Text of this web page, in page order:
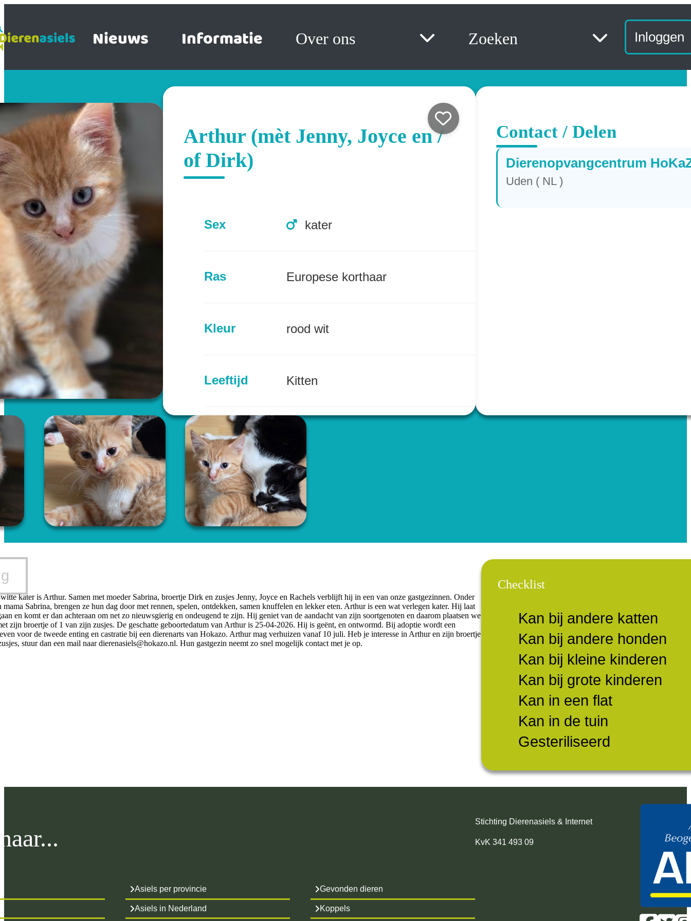
Nieuws Informatie Over ons Zoeken Inloggen
Arthur (mèt Jenny, Joyce en /
of Dirk)
Sex kater
Ras Europese korthaar
Kleur rood wit
Leeftijd Kitten
Provincie
Contact / Delen
Dierenopvangcentrum
Uden ( NL )
kater is Arthur. Samen met moeder Sabrina, broertje Dirk en zusjes Jenny, Joyce en Rachels verblijft hij in een van onze gastgezinnen. Onder
mama Sabrina, brengen ze hun dag door met rennen, spelen, ontdekken, samen knuffelen en lekker eten. Arthur is een wat verlegen kater. Hij laat
en komt er dan achteraan om net zo nieuwsgierig en ondeugend te zijn. Hij geniet van de aandacht van zijn soortgenoten en daarom plaatsen we
zijn broertje of 1 van zijn zusjes. De geschatte geboortedatum van Arthur is 25-04-2026. Hij is geënt, en ontwormd. Bij adoptie wordt een
voor de tweede enting en castratie bij een dierenarts van Hokazo. Arthur mag verhuizen vanaf 10 juli. Heb je interesse in Arthur en zijn broertje
stuur dan een mail naardierenasiels@hokazo.nl. Hun gastgezin neemt zo snel mogelijk contact met je op.
Checklist
Kan bij andere katten
Kan bij andere honden
Kan bij kleine kinderen
Kan bij grote kinderen
Kan in een flat
Kan in de tuin
Gesteriliseerd
Asiels per provincie
Asiels in Nederland
Gevonden dieren
Koppels
Stichting Dierenasiels & Internet
KvK 341 493 09